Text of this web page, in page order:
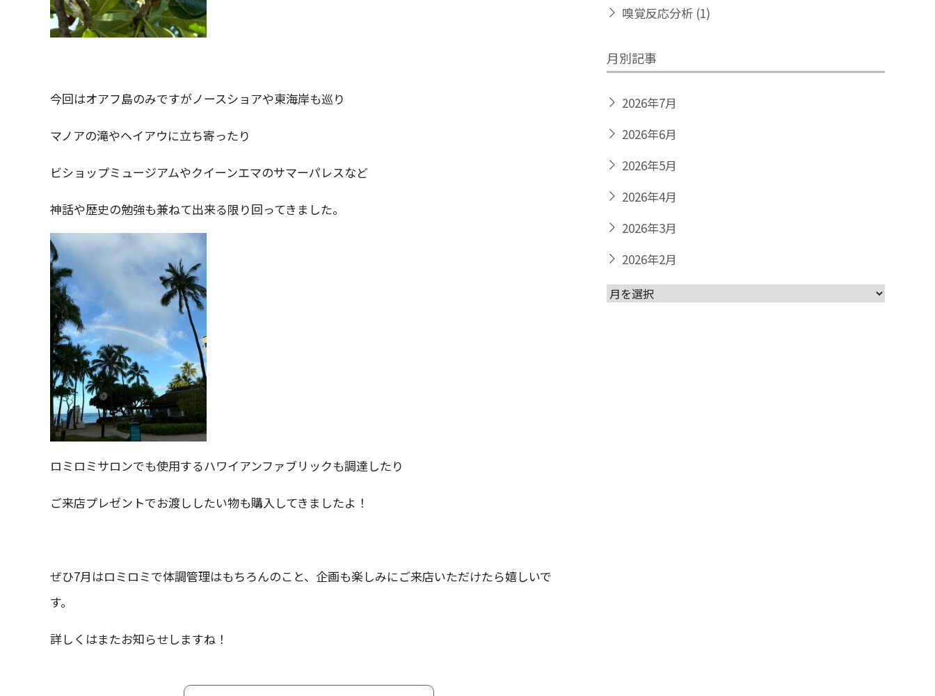
今回はオアフ島のみですがノースショアや東海岸も巡り
マノアの滝やヘイアウに立ち寄ったり
ビショップミュージアムやクイーンエマのサマーパレスなど
神話や歴史の勉強も兼ねて出来る限り回ってきました。
ロミロミサロンでも使用するハワイアンファブリックも調達したり
ご来店プレゼントでお渡ししたい物も購入してきましたよ！
ぜひ7月はロミロミで体調管理はもちろんのこと、企画も楽しみにご来店いただけたら嬉しいで
す。
詳しくはまたお知らせしますね！
嗅覚反応分析 (1)
月別記事
2026年7月
2026年6月
2026年5月
2026年4月
2026年3月
2026年2月